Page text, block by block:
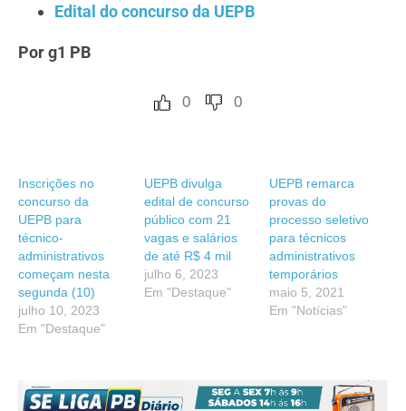
Edital do concurso da UEPB
Por g1 PB
0 0
Inscrições no
concurso da
UEPB para
técnico-
administrativos
começam nesta
segunda (10)
julho 10, 2023
Em "Destaque"
UEPB divulga
edital de concurso
público com 21
vagas e salários
de até R$ 4 mil
julho 6, 2023
Em "Destaque"
UEPB remarca
provas do
processo seletivo
para técnicos
administrativos
temporários
maio 5, 2021
Em "Notícias"